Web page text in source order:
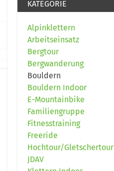
KATEGORIE
Alpinklettern
Arbeitseinsatz
Bergtour
Bergwanderung
Bouldern
Bouldern Indoor
E-Mountainbike
Familiengruppe
Fitnesstraining
Freeride
Hochtour/Gletschertour
JDAV